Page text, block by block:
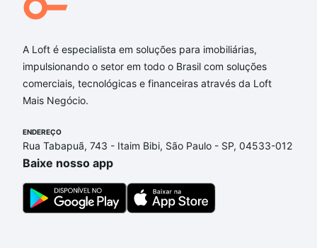
A Loft é especialista em soluções para imobiliárias,
impulsionando o setor em todo o Brasil com soluções
comerciais, tecnológicas e financeiras através da Loft
Mais Negócio.
ENDEREÇO
Rua Tabapuã, 743 - Itaim Bibi, São Paulo - SP, 04533-012
Baixe nosso app